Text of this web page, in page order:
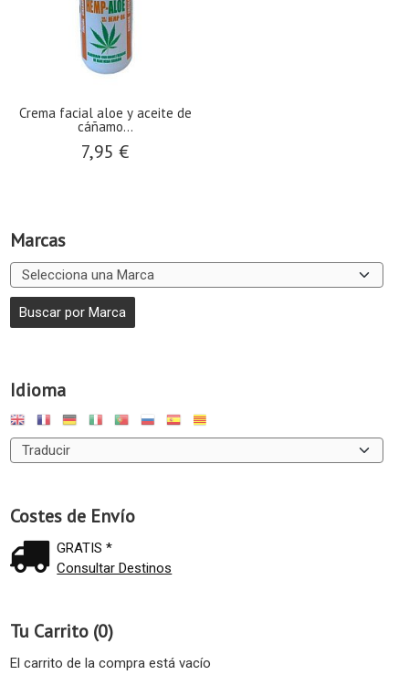
Marcas
Idioma
Costes de Envío
GRATIS *
Consultar Destinos
Tu Carrito (0)
El carrito de la compra está vacío
Crema facial aloe y aceite de
cáñamo...
7,95 €